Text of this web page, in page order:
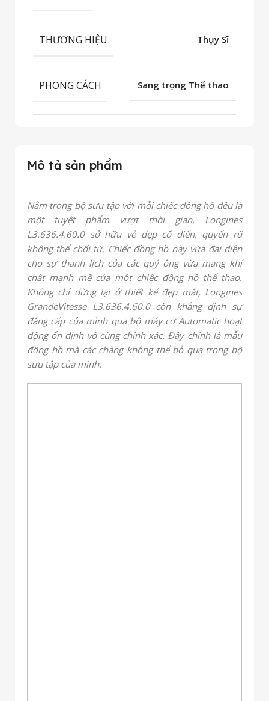
Mô tả sản phẩm
Nằm trong bộ sưu tập với mỗi chiếc đồng hồ đều là
một tuyệt phẩm vượt thời gian, Longines
L3.636.4.60.0 sở hữu vẻ đẹp cổ điển, quyến rũ
không thể chối từ. Chiếc đồng hồ này vừa đại diện
cho sự thanh lịch của các quý ông vừa mang khí
chất mạnh mẽ của một chiếc đồng hồ thể thao.
Không chỉ dừng lại ở thiết kế đẹp mắt, Longines
GrandeVitesse L3.636.4.60.0 còn khẳng định sự
đẳng cấp của mình qua bộ máy cơ Automatic hoạt
động ổn định vô cùng chính xác. Đây chính là mẫu
đồng hồ mà các chàng không thể bỏ qua trong bộ
sưu tập của mình.
THƯƠNG HIỆU Thụy Sĩ
PHONG CÁCH Sang trọng Thể thao